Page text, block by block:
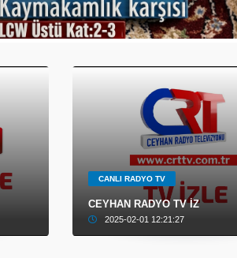
CANLI RADYO TV
CEYHAN RADYO TV İZ
2025-02-01 12:21:27